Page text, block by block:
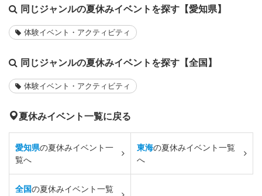
同じジャンルの夏休みイベントを探す【愛知県】
体験イベント・アクティビティ
同じジャンルの夏休みイベントを探す【全国】
体験イベント・アクティビティ
夏休みイベント一覧に戻る
愛知県の夏休みイベント一
覧へ
東海の夏休みイベント一覧
へ
全国の夏休みイベント一覧